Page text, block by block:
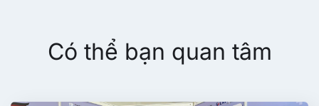
Có thể bạn quan tâm